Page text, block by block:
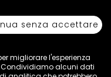
01222400598 • N° REA LT -
senza accettare
migliorare l'esperienza
Condividiamo alcuni dati